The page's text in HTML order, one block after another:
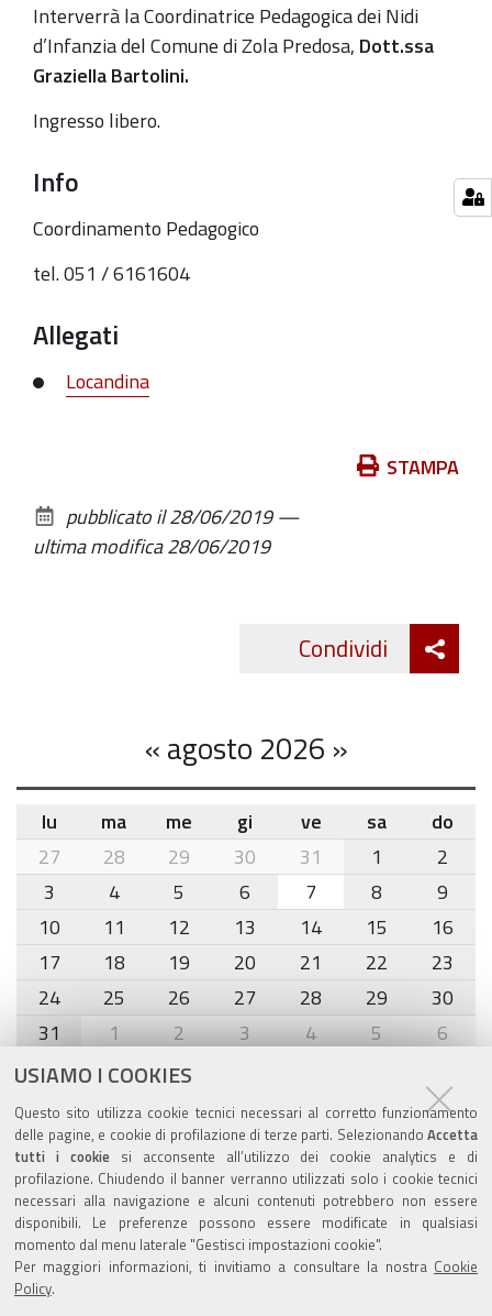
USIAMO I COOKIES
Questo sito utilizza cookie tecnici necessari al corretto funzionamento
delle pagine, e cookie di profilazione di terze parti. Selezionando Accetta
tutti i cookiesi acconsente all’utilizzo dei cookie analytics e di
profilazione. Chiudendo il banner verranno utilizzati solo i cookie tecnici
necessari alla navigazione e alcuni contenuti potrebbero non essere
disponibili. Le preferenze possono essere modificate in qualsiasi
momento dal menu laterale "Gestisci impostazioni cookie".
Per maggiori informazioni, ti invitiamo a consultare la nostra Cookie
Policy.
07-
02T18:00:00+02:00
2019-
07-
Interverrà la Coordinatrice Pedagogica dei Nidi
d’Infanzia del Comune di Zola Predosa, Dott.ssa
Graziella Bartolini.
Ingresso libero.
Info
Coordinamento Pedagogico
tel. 051 / 6161604
Allegati
Locandina
documento
STAMPA
pubblicato il28/06/2019—
ultima modifica28/06/2019
Condividi
«agosto 2026 »
month-
8
lu ma me gi ve sa
do
27
28 29 30 31 1
2
3
4 5 6 7 8
9
10
11 12 13 14 15
16
17
18 19 20 21 22
23
24
25 26 27 28 29
30
31
1 2 3 4 5 6
Agenda eventi
torna alla sezione
Valuta questo sito